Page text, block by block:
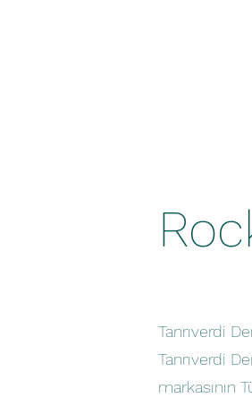
Tanrıverdi
Tanrıverdi
markasının